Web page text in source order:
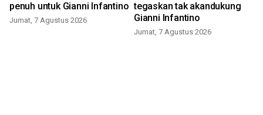
penuh untuk Gianni Infantino
Jumat, 7 Agustus 2026
tegaskan tak akandukung
Gianni Infantino
Jumat, 7 Agustus 2026